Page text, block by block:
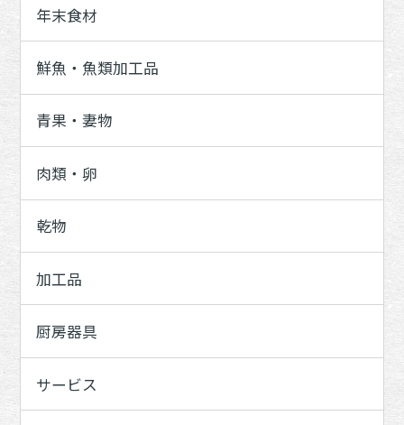
年末食材
鮮魚・魚類加工品
青果・妻物
肉類・卵
乾物
加工品
厨房器具
サービス